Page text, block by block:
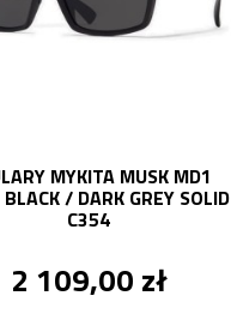
MYKITA MUSK MD1
/ DARK GREY SOLID
C354
2 109,00 zł